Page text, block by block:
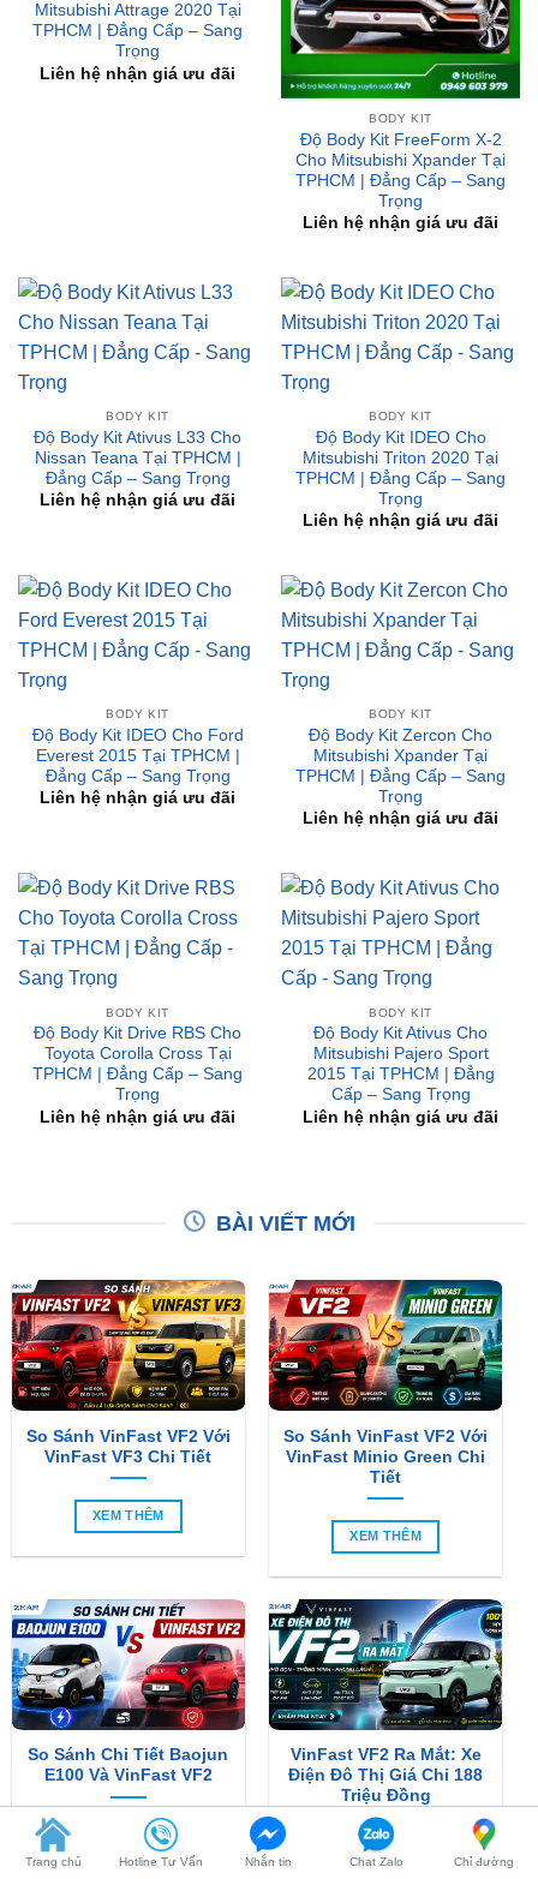
Liên hệ nhận giá ưu đãi
BODY KIT
Độ Body Kit FreeForm X-2
Cho Mitsubishi Xpander Tại
TPHCM | Đẳng Cấp – Sang
Trọng
Liên hệ nhận giá ưu đãi
BODY KIT
Độ Body Kit Ativus L33 Cho
Nissan Teana Tại TPHCM |
Đẳng Cấp – Sang Trọng
Liên hệ nhận giá ưu đãi
BODY KIT
Độ Body Kit IDEO Cho
Mitsubishi Triton 2020 Tại
TPHCM | Đẳng Cấp – Sang
Trọng
Liên hệ nhận giá ưu đãi
BODY KIT
Độ Body Kit IDEO Cho Ford
Everest 2015 Tại TPHCM |
Đẳng Cấp – Sang Trọng
Liên hệ nhận giá ưu đãi
BODY KIT
Độ Body Kit Zercon Cho
Mitsubishi Xpander Tại
TPHCM | Đẳng Cấp – Sang
Trọng
Liên hệ nhận giá ưu đãi
BODY KIT
Độ Body Kit Drive RBS Cho
Toyota Corolla Cross Tại
TPHCM | Đẳng Cấp – Sang
Trọng
Liên hệ nhận giá ưu đãi
BODY KIT
Độ Body Kit Ativus Cho
Mitsubishi Pajero Sport
2015 Tại TPHCM | Đẳng
Cấp – Sang Trọng
Liên hệ nhận giá ưu đãi
So Sánh VinFast VF2 Với
VinFast VF3 Chi Tiết
XEM THÊM
So Sánh VinFast VF2 Với
VinFast Minio Green Chi
Tiết
XEM THÊM
So Sánh Chi Tiết Baojun
E100 Và VinFast VF2
XEM THÊM
VinFast VF2 Ra Mắt: Xe
Điện Đô Thị Giá Chỉ 188
Triệu Đồng
XEM THÊM
SẢN PHẨM MỚI
Trang chủ Hotline Tư Vấn Nhắn tin Chat Zalo Chỉ đường